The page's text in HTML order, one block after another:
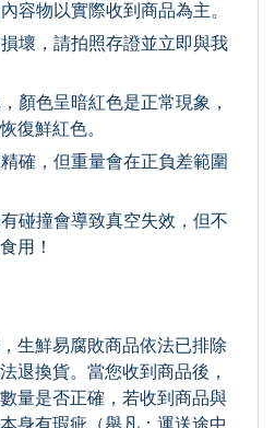
容物以實際收到商品為主。
壞，請拍照存證並立即與我
顏色呈暗紅色是正常現象，
復鮮紅色。
確，但重量會在正負差範圍
碰撞會導致真空失效，但不
用！
生鮮易腐敗商品依法已排除
退換貨。當您收到商品後，
量是否正確，若收到商品與
身有瑕疵（舉凡：運送途中